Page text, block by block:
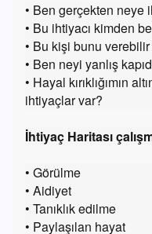
• Ben gerçekten neye
• Bu ihtiyacı kimden
• Bu kişi bunu
• Ben neyi yanlış
• Hayal kırıklığımın
ihtiyaçlar var?
İhtiyaç Haritası
• Görülme
• Aidiyet
• Tanıklık edilme
• Paylaşılan hayat